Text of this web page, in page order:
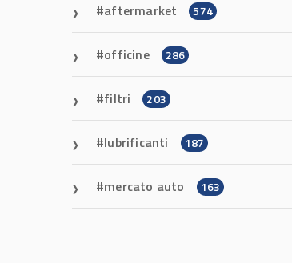
aftermarket 574
officine 286
filtri 203
lubrificanti 187
mercato auto 163